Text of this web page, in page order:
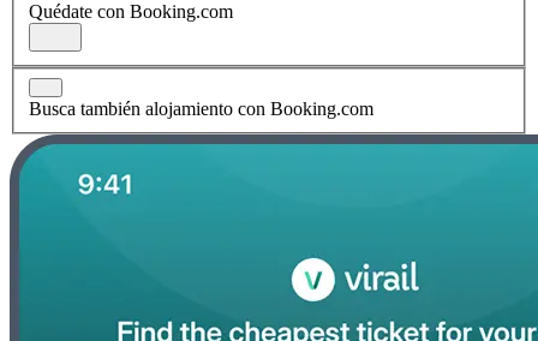
Quédate con Booking.com
Busca también alojamiento con Booking.com